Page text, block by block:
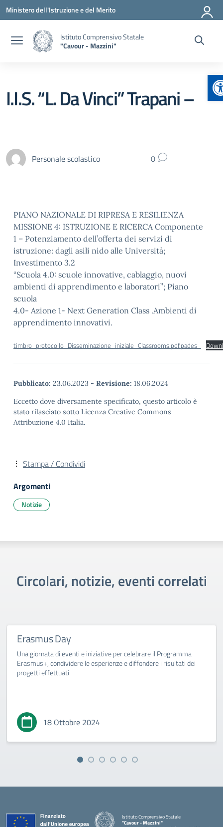
Vai ai contenuti
Vai al menu di navigazione
Vai al footer
Ministero dell'Istruzione e del Merito
Istituto Comprensivo Statale
"Cavour - Mazzini"
I.I.S. “L. Da Vinci” Trapani –
Personale scolastico 0
PIANO NAZIONALE DI RIPRESA E RESILIENZA
MISSIONE 4: ISTRUZIONE E RICERCA Componente
1 – Potenziamento dell’offerta dei servizi di
istruzione: dagli asili nido alle Università;
Investimento 3.2
“Scuola 4.0: scuole innovative, cablaggio, nuovi
ambienti di apprendimento e laboratori”; Piano
scuola
4.0- Azione 1- Next Generation Class .Ambienti di
apprendimento innovativi.
timbro_protocollo_Disseminazione_iniziale_Classrooms.pdf.pades_
Pubblicato: 23.06.2023 - Revisione: 18.06.2024
Eccetto dove diversamente specificato, questo articolo è
stato rilasciato sotto Licenza Creative Commons
Attribuzione 4.0 Italia.
Stampa / Condividi
Argomenti
Notizie
Circolari, notizie, eventi correlati
Erasmus Day
Una giornata di eventi e iniziative per celebrare il Programma
Erasmus+, condividere le esperienze e diffondere i risultati dei
progetti effettuati
18 Ottobre 2024
Istituto Comprensivo Statale
"Cavour - Mazzini"